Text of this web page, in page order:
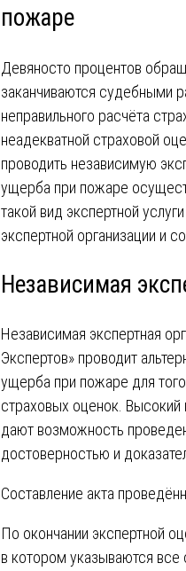
пожаре
Девяносто процентов
заканчиваются судебными
неправильного расчёта
неадекватной страховой
проводить независимую
ущерба при пожаре
такой вид экспертной
экспертной организации и
Независимая
Независимая экспертная
Экспертов» проводит
ущерба при пожаре для
страховых оценок.
дают возможность
достоверностью и
Составление акта
По окончании экспертной
в котором указываются